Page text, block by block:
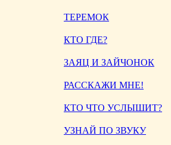
ТЕРЕМОК
КТО ГДЕ?
ЗАЯЦ И ЗАЙЧОНОК
РАССКАЖИ МНЕ!
КТО ЧТО УСЛЫШИТ?
УЗНАЙ ПО ЗВУКУ